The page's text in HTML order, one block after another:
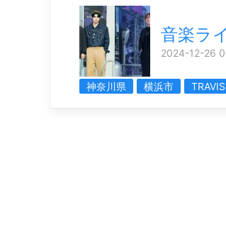
音楽ラ
2024-12-26
神奈川県 横浜市